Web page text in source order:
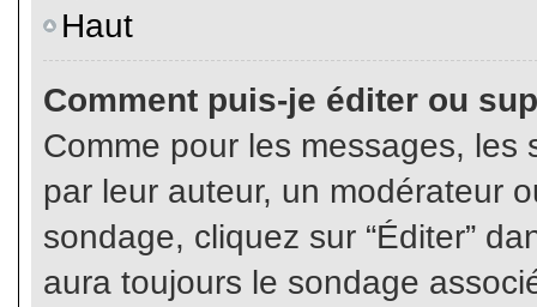
Haut
Comment puis-je éditer ou
Comme pour les messages,
par leur auteur, un modérateur
sondage, cliquez sur “Éditer”
aura toujours le sondage